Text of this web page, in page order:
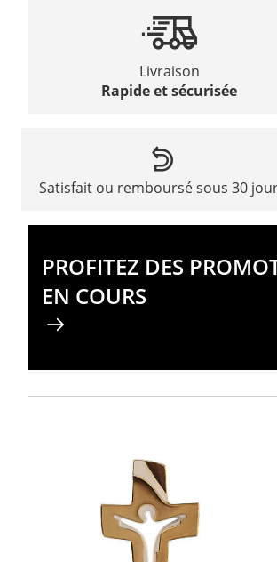
Livraison
Rapide et sécurisée
Satisfait ou remboursé sous 30
PROFITEZ DES
EN COURS